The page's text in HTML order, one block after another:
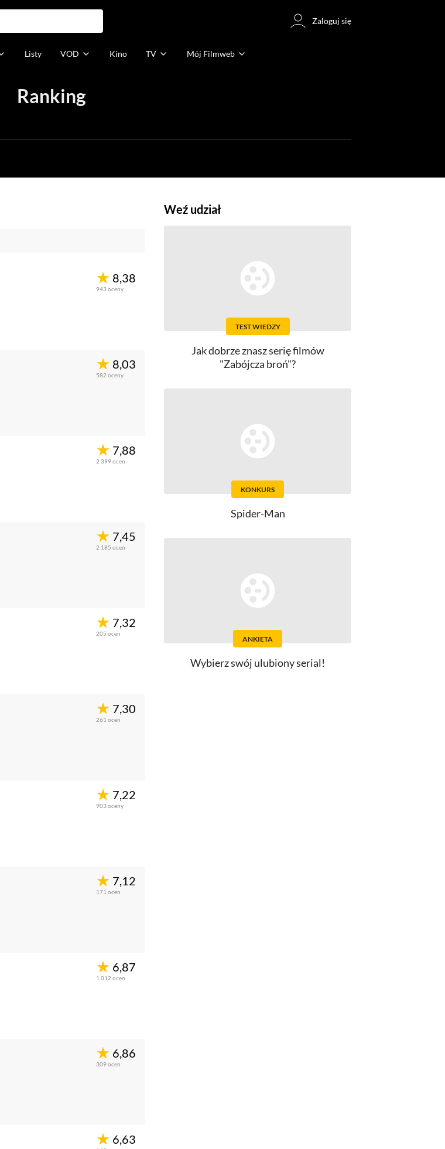
Zaloguj się
Listy Mój Filmweb
VOD Kino TV
Ranking
8,38
943oceny
8,03
582 oceny
7,88
2 399ocen
7,45
2 185 ocen
7,32
205 ocen
7,30
261 ocen
7,22
903oceny
7,12
171 ocen
6,87
1 012 ocen
6,86
309ocen
6,63
Weź udział
TEST WIEDZY
Jak dobrze znasz serię filmów
"Zabójcza broń"?
KONKURS
Spider-Man
ANKIETA
Wybierz swój ulubiony serial!